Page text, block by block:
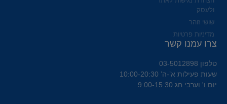
ולעסק
שושי זוהר
מדיניות פרטיות
צרו עמנו קשר
טלפון 03-5012898
שעות פעילות א’-ה’ 10:00-20:30
יום ו' וערבי חג 9:00-15:30